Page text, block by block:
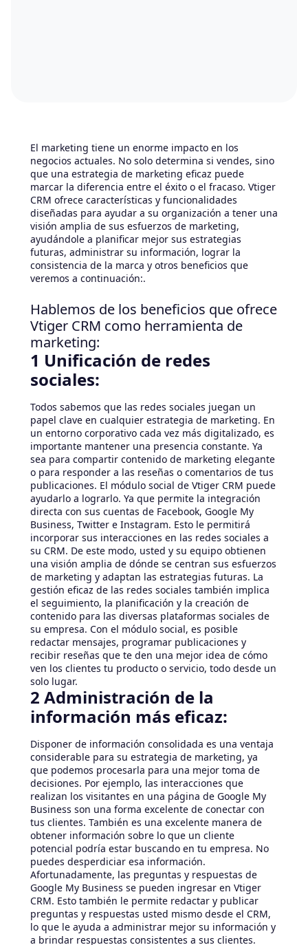
El marketing tiene un enorme impacto en los
negocios actuales. No solo determina si vendes, sino
que una estrategia de marketing eficaz puede
marcar la diferencia entre el éxito o el fracaso. Vtiger
CRM ofrece características y funcionalidades
diseñadas para ayudar a su organización a tener una
visión amplia de sus esfuerzos de marketing,
ayudándole a planificar mejor sus estrategias
futuras, administrar su información, lograr la
consistencia de la marca y otros beneficios que
veremos a continuación:.
Hablemos de los beneficios que ofrece
Vtiger CRM como herramienta de
marketing:
1 Unificación de redes
sociales:
Todos sabemos que las redes sociales juegan un
papel clave en cualquier estrategia de marketing. En
un entorno corporativo cada vez más digitalizado, es
importante mantener una presencia constante. Ya
sea para compartir contenido de marketing elegante
o para responder a las reseñas o comentarios de tus
publicaciones. El módulo social de Vtiger CRM puede
ayudarlo a lograrlo. Ya que permite la integración
directa con sus cuentas de Facebook, Google My
Business, Twitter e Instagram. Esto le permitirá
incorporar sus interacciones en las redes sociales a
su CRM. De este modo, usted y su equipo obtienen
una visión amplia de dónde se centran sus esfuerzos
de marketing y adaptan las estrategias futuras. La
gestión eficaz de las redes sociales también implica
el seguimiento, la planificación y la creación de
contenido para las diversas plataformas sociales de
su empresa. Con el módulo social, es posible
redactar mensajes, programar publicaciones y
recibir reseñas que te den una mejor idea de cómo
ven los clientes tu producto o servicio, todo desde un
solo lugar.
2 Administración de la
información más eficaz:
Disponer de información consolidada es una ventaja
considerable para su estrategia de marketing, ya
que podemos procesarla para una mejor toma de
decisiones. Por ejemplo, las interacciones que
realizan los visitantes en una página de Google My
Business son una forma excelente de conectar con
tus clientes. También es una excelente manera de
obtener información sobre lo que un cliente
potencial podría estar buscando en tu empresa. No
puedes desperdiciar esa información.
Afortunadamente, las preguntas y respuestas de
Google My Business se pueden ingresar en Vtiger
CRM. Esto también le permite redactar y publicar
preguntas y respuestas usted mismo desde el CRM,
lo que le ayuda a administrar mejor su información y
a brindar respuestas consistentes a sus clientes.